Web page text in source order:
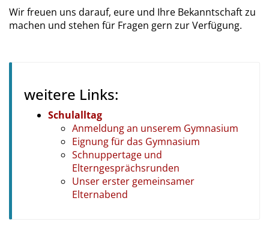
Wir freuen uns darauf, eure und Ihre Bekanntschaft zu
machen und stehen für Fragen gern zur Verfügung.
weitere Links:
Schulalltag
Anmeldung an unserem Gymnasium
Eignung für das Gymnasium
Schnuppertage und
Elterngesprächsrunden
Unser erster gemeinsamer
Elternabend